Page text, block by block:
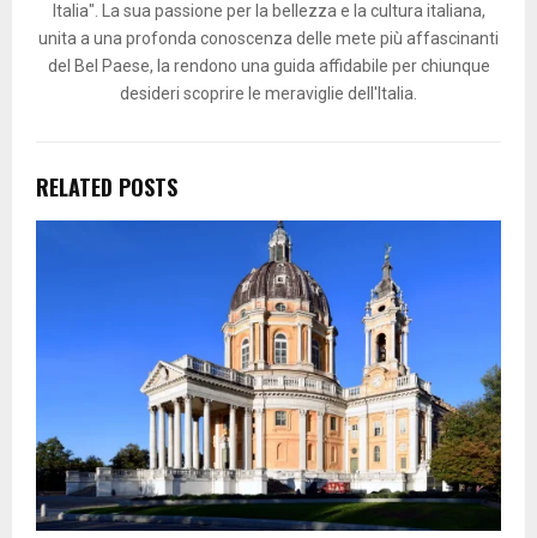
Italia". La sua passione per la bellezza e la cultura italiana,
unita a una profonda conoscenza delle mete più affascinanti
del Bel Paese, la rendono una guida affidabile per chiunque
desideri scoprire le meraviglie dell'Italia.
RELATED POSTS